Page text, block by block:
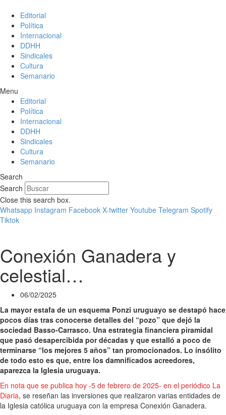
Editorial
Política
Internacional
DDHH
Sindicales
Cultura
Semanario
Menu
Editorial
Política
Internacional
DDHH
Sindicales
Cultura
Semanario
Search
Search
Close this search box.
Whatsapp Instagram Facebook X-twitter Youtube Telegram Spotify
Tiktok
Conexión Ganadera y
celestial…
06/02/2025
La mayor estafa de un esquema Ponzi uruguayo se destapó hace
pocos días tras conocerse detalles del “pozo” que dejó la
sociedad Basso-Carrasco. Una estrategia financiera piramidal
que pasó desapercibida por décadas y que estalló a poco de
terminarse “los mejores 5 años” tan promocionados. Lo insólito
de todo esto es que, entre los damnificados acreedores,
aparezca la Iglesia uruguaya.
En nota que se publica hoy -5 de febrero de 2025- en el periódico La
Diaria, se reseñan las inversiones que realizaron varias entidades de
la Iglesia católica uruguaya con la empresa Conexión Ganadera.